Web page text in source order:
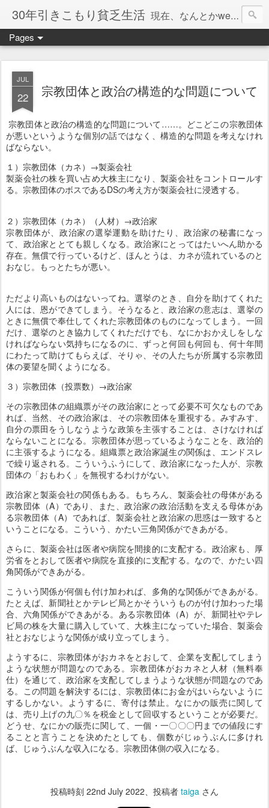
30年引きこもり貧乏生活 現在、なんとかweb系の仕事で食べています。このブログで扱う問題は「この世とはなにか」「人生とはなにか」「人間とはなにか」「強迫神経症の原因と解決法」「うつ病の原因と寄り添う方法」「家族の問題」などについてです。
Pages
JUL
22 宗教団体と政治の構造的な問題について
宗教団体と政治の構造的な問題について……。どこどこの宗教団体
が悪いというような個別の話ではなく、構造的な問題を考えなけれ
ばならない。
１）宗教団体（カネ）→製薬会社
製薬会社の株を買い占め大株主になり、製薬会社をコントロールす
る。宗教団体のボスであるDSの考え方が製薬会社に浸透する。
２）宗教団体（カネ）（人材）→政治家
宗教団体が、政治家の選挙運動を助けたり、政治家の秘書になっ
て、政治家ととても親しくなる。政治家にとってはたいへん助かる
存在。無償で行っているけど、ほんとうは、カネが流れているのと
おなじ。もっとたちが悪い。
ただより高いものはないってね。選挙のとき、自分を助けてくれた
人には、恩ができてしまう。そうなると、政治家の意志は、選挙の
ときに無償で奉仕してくれた宗教団体のものになってしまう。一回
だけ、選挙のとき協力してくれただけでも、なにかおかえしをしな
ければならない気持ちになるのに、ずっと何回も何回も、何十年間
にわたって助けてもらえば、そりゃ、その人たちが所属する宗教団
体の要望を聞くようになる。
３）宗教団体（投票数）→政治家
その宗教団体の組織票がその政治家にとって必要不可欠なものであ
れば、当然、その政治家は、その宗教団体を重視する。みすみす、
自分の票田をうしなうような政策を主張することは、さけなければ
ならないことになる。宗教団体が思っているようなことを、政治的
に主張するようになる。組織票と政治家誕生の関係は、エンドスレ
で繰り返される。こういうふうにして、政治家になった人が、宗教
団体の「おもわく」を無視するわけがない。
政治家と製薬会社の関係もある。もちろん、製薬会社の母体がある
宗教団体（A）であり、また、政治家の政治活動を支える母体があ
る宗教団体（A）であれば、製薬会社と政治家の思惑は一致すると
いうことになる。こういう、かたい三角関係ができあがる。
さらに、製薬会社は医者や病院を間接的に支配する。政治家も、厚
労省をとおして医者や病院を直接的に支配する。なので、かたい四
角関係ができあがる。
こういう関係が何個も付け加われば、多角的な関係ができあがる。
たとえば、新聞社とかテレビ局とかそういうものが付け加わった場
合、六角関係ができあがる。ある宗教団体（A）が、新聞社やテレ
ビ局の株を大量に購入していて、大株主になっていた場合、製薬会
社とおなじような関係が成り立ってしまう。
ようするに、宗教団体がおカネをとおして、企業を支配してしまう
ような状態が問題なのである。宗教団体がおカネと人材（無料奉
仕）を通じて、政治家を支配してしまうような状態が問題なのであ
る。この問題を解決するには、宗教団体にお金がはいらないように
するしかない。ようするに、寄付は禁止。なにかの販売に関して
は、売り上げの九〇％を税金として回収するということが必要だ。
どうせ、なにかの販売に関して、一個・一〇〇〇円までの値段にす
ることと言うことを決めたとしても、個数がじゅうぶんに多けれ
ば、じゅうぶんな収入になる。宗教団体側の収入になる。
投稿時刻 22nd July 2022、投稿者 taiga さん